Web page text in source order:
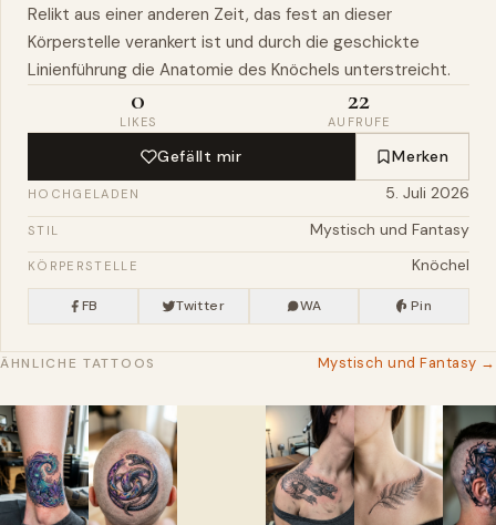
Relikt aus einer anderen Zeit, das fest an dieser
Körperstelle verankert ist und durch die geschickte
Linienführung die Anatomie des Knöchels unterstreicht.
0
LIKES
22
AUFRUFE
Gefällt mir Merken
HOCHGELADEN 5. Juli 2026
STIL Mystisch und Fantasy
KÖRPERSTELLE Knöchel
FB Twitter WA Pin
ÄHNLICHE TATTOOS Mystisch und Fantasy →